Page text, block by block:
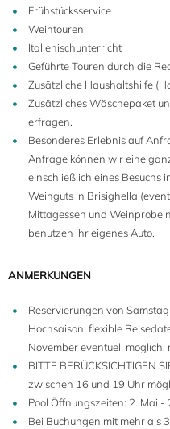
Frühstücksservice
Weintouren
Italienischunterricht
Geführte Touren durch die
Zusätzliche Haushaltshilfe
Zusätzliches Wäschepaket
erfragen.
Besonderes Erlebnis auf
Anfrage können wir eine
einschließlich eines Besuchs
Weinguts in Brisighella
Mittagessen und Weinprobe
benutzen ihr eigenes Auto.
ANMERKUNGEN
Reservierungen von
Hochsaison; flexible
November eventuell möglich,
BITTE BERÜCKSICHTIGEN
zwischen 16 und 19 Uhr
Pool Öffnungszeiten: 2. Mai -
Bei Buchungen mit mehr als